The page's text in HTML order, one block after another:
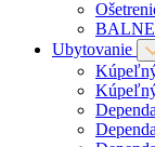
Ubytovanie